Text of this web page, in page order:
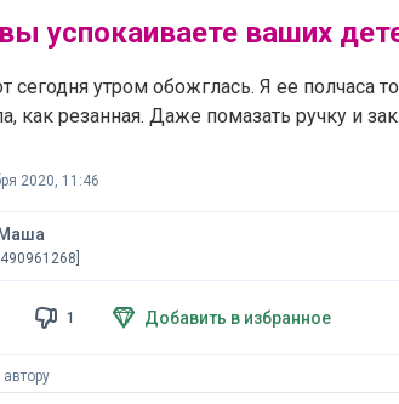
успокаиваете ваших
сегодня утром обожглась. Я ее полчаса
как резанная. Даже помазать ручку и
2020, 11:46
Маша
[490961268]
1 Добавить в избранное
автору